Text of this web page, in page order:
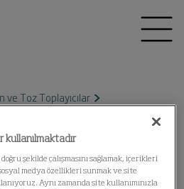
ve Toz Toplayıcılar
şekilde çalışmasını sağlamak, içerikleri
medya özellikleri sunmak ve site
Aynı zamanda site kullanımınızla